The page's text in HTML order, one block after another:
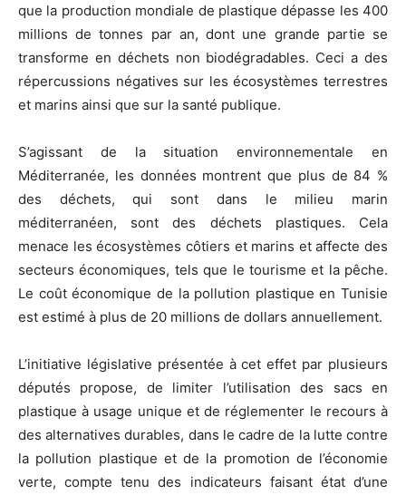
que la production mondiale de plastique dépasse les 400
millions de tonnes par an, dont une grande partie se
transforme en déchets non biodégradables. Ceci a des
répercussions négatives sur les écosystèmes terrestres
et marins ainsi que sur la santé publique.
S’agissant de la situation environnementale en
Méditerranée, les données montrent que plus de 84 %
des déchets, qui sont dans le milieu marin
méditerranéen, sont des déchets plastiques. Cela
menace les écosystèmes côtiers et marins et affecte des
secteurs économiques, tels que le tourisme et la pêche.
Le coût économique de la pollution plastique en Tunisie
est estimé à plus de 20 millions de dollars annuellement.
L’initiative législative présentée à cet effet par plusieurs
députés propose, de limiter l’utilisation des sacs en
plastique à usage unique et de réglementer le recours à
des alternatives durables, dans le cadre de la lutte contre
la pollution plastique et de la promotion de l’économie
verte, compte tenu des indicateurs faisant état d’une